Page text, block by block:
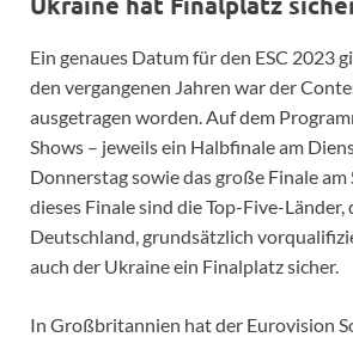
Ein genaues Datum für den ESC 2023
den vergangenen Jahren war der
ausgetragen worden. Auf dem
Shows – jeweils ein Halbfinale am
Donnerstag sowie das große Finale am
dieses Finale sind die Top-Five-
Deutschland, grundsätzlich
auch der Ukraine ein Finalplatz sicher.
In Großbritannien hat der Eurovision